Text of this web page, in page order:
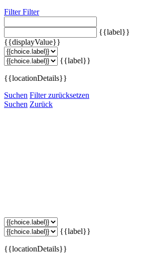
FilterFilter
{{label}}
{{displayValue}}
{{label}}
{{locationDetails}}
Suchen Filter zurücksetzen
Suchen Zurück
{{label}}
{{locationDetails}}